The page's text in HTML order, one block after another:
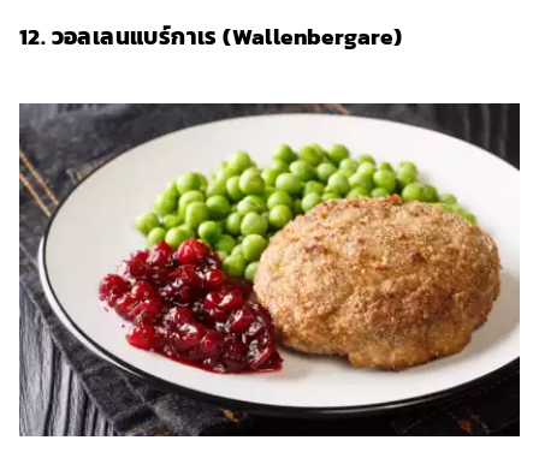
12. วอลเลนแบร์กาเร (Wallenbergare)